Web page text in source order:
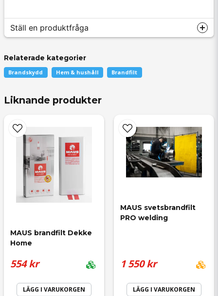
Ställ en produktfråga
question
name
Namn
email
Mejladress
Ja, ni får publicera min fråga
Relaterade kategorier
Brandskydd Hem & hushåll Brandfilt
Liknande produkter
MAUS brandfilt Dekke
Home
554 kr
LÄGG I VARUKORGEN
MAUS svetsbrandfilt
PRO welding
1 550 kr
LÄGG I VARUKORGEN